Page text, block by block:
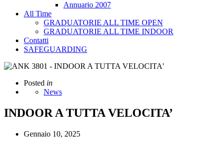
Annuario 2007
All Time
GRADUATORIE ALL TIME OPEN
GRADUATORIE ALL TIME INDOOR
Contatti
SAFEGUARDING
Posted in
News
INDOOR A TUTTA VELOCITA’
Gennaio 10, 2025